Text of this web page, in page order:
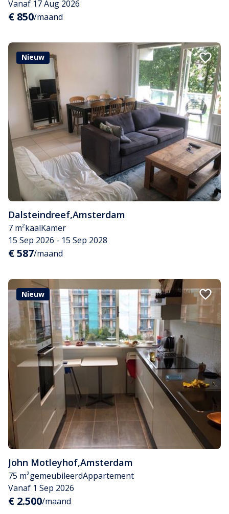
Vanaf 17 Aug 2026
€ 850/maand
Nieuw
Dalsteindreef,Amsterdam
7 m²kaalKamer
15 Sep 2026 - 15 Sep 2028
€ 587/maand
Nieuw
John Motleyhof,Amsterdam
75 m²gemeubileerdAppartement
Vanaf 1 Sep 2026
€ 2.500/maand